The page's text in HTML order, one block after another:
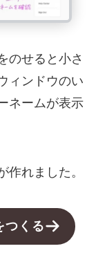
のせると小さ
ィンドウのい
ネームが表示
作れました。
つくる